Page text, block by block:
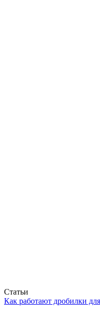
Статьи
Как работают дробилки